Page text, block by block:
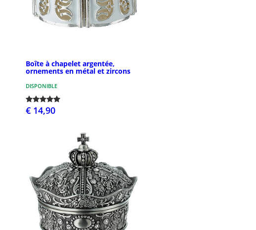
Boîte à chapelet argentée,
ornements en métal et zircons
DISPONIBLE
€ 14,90